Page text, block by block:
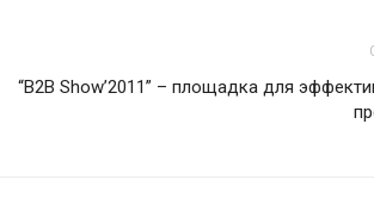
“B2B Show’2011” – площадка для